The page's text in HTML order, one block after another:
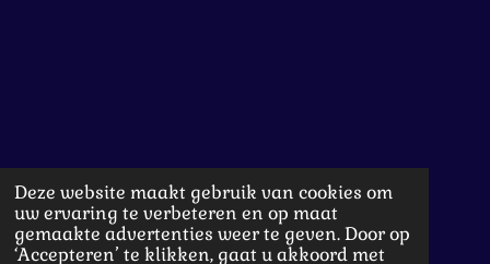
Deze website maakt gebruik van cookies om
uw ervaring te verbeteren en op maat
gemaakte advertenties weer te geven. Door op
‘Accepteren’ te klikken, gaat u akkoord met